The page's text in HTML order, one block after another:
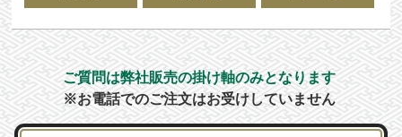
ご質問は弊社販売の掛け軸のみとなります
※お電話でのご注文はお受けしていません